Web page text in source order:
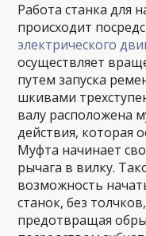
Работа станка для
происходит
электрического
осуществляет
путем запуска
шкивами
валу расположена
действия, которая
Муфта начинает
рычага в вилку.
возможность
станок, без
предотвращая